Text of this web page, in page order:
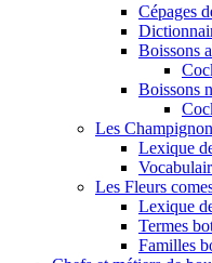
Cépages
Boissons
Boissons
Les
Lexique
Les Fleurs
Lexique
Termes
Familles